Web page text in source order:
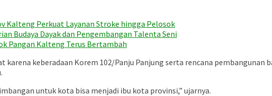
Kalteng Perkuat Layanan Stroke hingga Pelosok
Budaya Dayak dan Pengembangan Talenta Seni
Pangan Kalteng Terus Bertambah
karena keberadaan Korem 102/Panju Panjung serta rencana
untuk kota bisa menjadi ibu kota provinsi,” ujarnya.